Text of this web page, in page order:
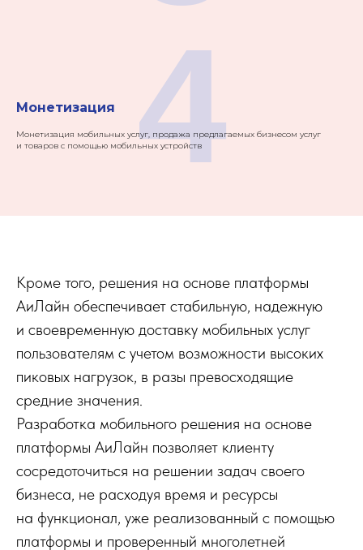
Монетизация
Монетизация мобильных услуг, продажа предлагаемых бизнесом услуг
и товаров с помощью мобильных устройств
4
Кроме того, решения на основе платформы
АиЛайн обеспечивает стабильную, надежную
и своевременную доставку мобильных услуг
пользователям с учетом возможности высоких
пиковых нагрузок, в разы превосходящие
средние значения.
Разработка мобильного решения на основе
платформы АиЛайн позволяет клиенту
сосредоточиться на решении задач своего
бизнеса, не расходуя время и ресурсы
на функционал, уже реализованный с помощью
платформы и проверенный многолетней